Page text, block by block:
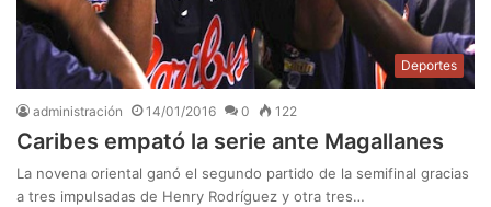
Deportes
administración 14/01/2016 0 122
Caribes empató la serie ante Magallanes
La novena oriental ganó el segundo partido de la semifinal gracias
a tres impulsadas de Henry Rodríguez y otra tres…